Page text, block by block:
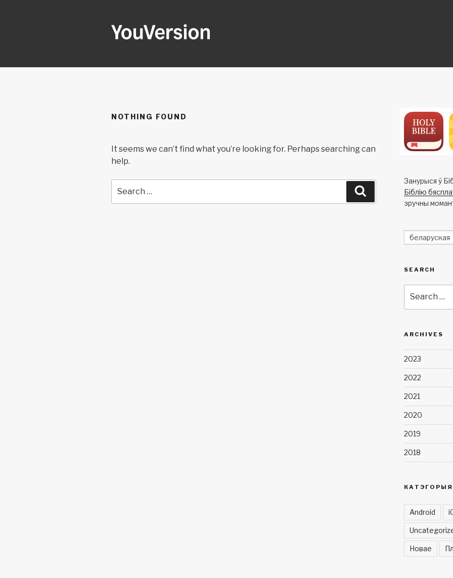
NOTHING FOUND
It seems we can’t find what you’re looking for. Perhaps searching can
help.
for:
Занурыся ў
Біблію
зручны
беларуская
SEARCH
for:
ARCHIVES
2023
2022
2021
2020
2019
2018
КАТЭГОРЫЯ
Android
Новае